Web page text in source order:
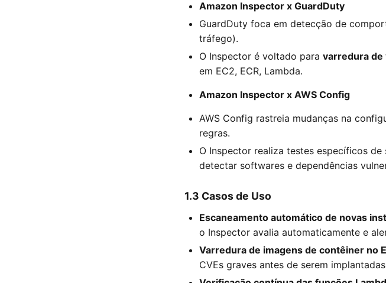
Amazon Inspector x GuardDuty
GuardDuty foca em detecção de
tráfego).
O Inspector é voltado para varredura de
em EC2, ECR, Lambda.
Amazon Inspector x AWS Config
AWS Config rastreia mudanças na
regras.
O Inspector realiza testes específicos
detectar softwares e dependências
1.3 Casos de Uso
Escaneamento automático de novas
o Inspector avalia automaticamente e
Varredura de imagens de contêiner no
CVEs graves antes de serem